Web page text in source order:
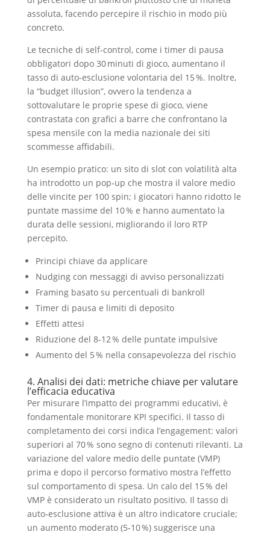
assoluta, facendo percepire il rischio in modo più
concreto.
Le tecniche di self‑control, come i timer di pausa
obbligatori dopo 30 minuti di gioco, aumentano il
tasso di auto‑esclusione volontaria del 15 %. Inoltre,
la “budget illusion”, ovvero la tendenza a
sottovalutare le proprie spese di gioco, viene
contrastata con grafici a barre che confrontano la
spesa mensile con la media nazionale dei siti
scommesse affidabili.
Un esempio pratico: un sito di slot con volatilità alta
ha introdotto un pop‑up che mostra il valore medio
delle vincite per 100 spin; i giocatori hanno ridotto le
puntate massime del 10 % e hanno aumentato la
durata delle sessioni, migliorando il loro RTP
percepito.
Principi chiave da applicare
Nudging con messaggi di avviso personalizzati
Framing basato su percentuali di bankroll
Timer di pausa e limiti di deposito
Effetti attesi
Riduzione del 8‑12 % delle puntate impulsive
Aumento del 5 % nella consapevolezza del rischio
4. Analisi dei dati: metriche chiave per valutare
l’efficacia educativa
Per misurare l’impatto dei programmi educativi, è
fondamentale monitorare KPI specifici. Il tasso di
completamento dei corsi indica l’engagement: valori
superiori al 70 % sono segno di contenuti rilevanti. La
variazione del valore medio delle puntate (VMP)
prima e dopo il percorso formativo mostra l’effetto
sul comportamento di spesa. Un calo del 15 % del
VMP è considerato un risultato positivo. Il tasso di
auto‑esclusione attiva è un altro indicatore cruciale;
un aumento moderato (5‑10 %) suggerisce una